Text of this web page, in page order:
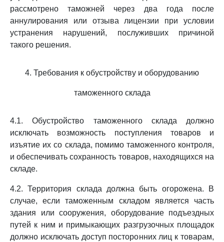
рассмотрено таможней через два года после
аннулирования или отзыва лицензии при условии
устранения нарушений, послуживших причиной
такого решения.
4. Требования к обустройству и оборудованию
таможенного склада
4.1. Обустройство таможенного склада должно
исключать возможность поступления товаров и
изъятие их со склада, помимо таможенного контроля,
и обеспечивать сохранность товаров, находящихся на
складе.
4.2. Территория склада должна быть огорожена. В
случае, если таможенным складом является часть
здания или сооружения, оборудование подъездных
путей к ним и примыкающих разгрузочных площадок
должно исключать доступ посторонних лиц к товарам,